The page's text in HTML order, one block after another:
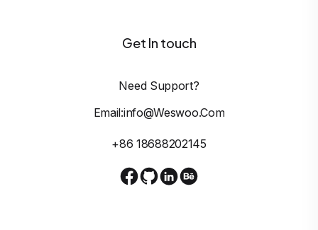
Get In touch
Need Support?
Email:info@weswoo.com
+86 18688202145